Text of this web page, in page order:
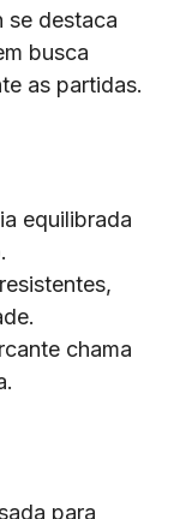
se destaca
busca
as partidas.
equilibrada
chama
para